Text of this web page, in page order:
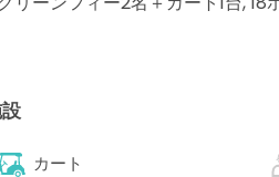
カート